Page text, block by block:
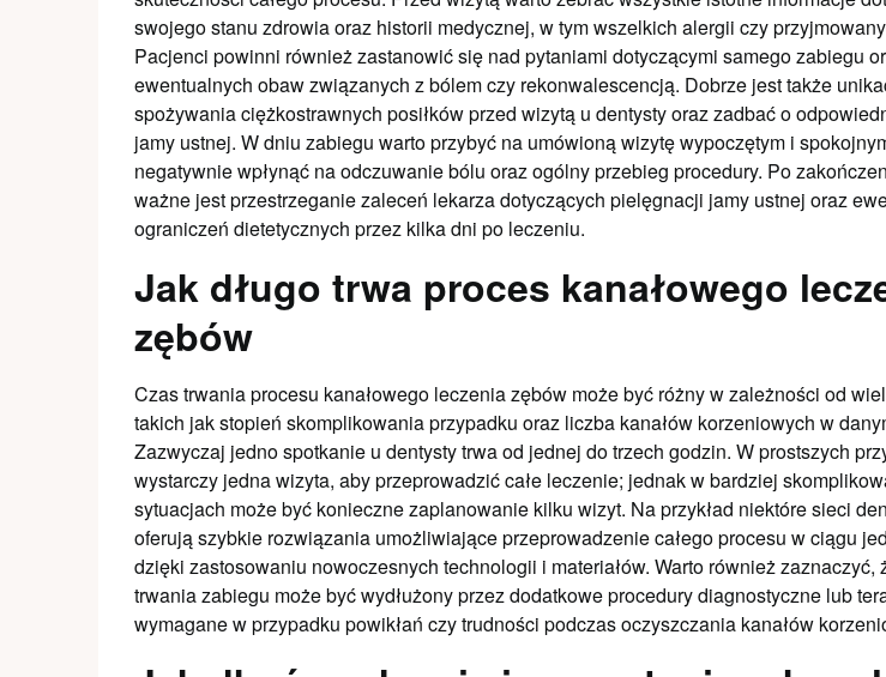
swojego stanu zdrowia oraz historii medycznej, w tym wszelkich alergii czy
Pacjenci powinni również zastanowić się nad pytaniami dotyczącymi samego zabiegu
ewentualnych obaw związanych z bólem czy rekonwalescencją. Dobrze jest także
spożywania ciężkostrawnych posiłków przed wizytą u dentysty oraz zadbać o
jamy ustnej. W dniu zabiegu warto przybyć na umówioną wizytę wypoczętym i
negatywnie wpłynąć na odczuwanie bólu oraz ogólny przebieg procedury. Po
ważne jest przestrzeganie zaleceń lekarza dotyczących pielęgnacji jamy ustnej oraz
ograniczeń dietetycznych przez kilka dni po leczeniu.
Jak długo trwa proces kanałowego
zębów
Czas trwania procesu kanałowego leczenia zębów może być różny w zależności od
takich jak stopień skomplikowania przypadku oraz liczba kanałów korzeniowych w
Zazwyczaj jedno spotkanie u dentysty trwa od jednej do trzech godzin. W prostszych
wystarczy jedna wizyta, aby przeprowadzić całe leczenie; jednak w bardziej
sytuacjach może być konieczne zaplanowanie kilku wizyt. Na przykład niektóre sieci
oferują szybkie rozwiązania umożliwiające przeprowadzenie całego procesu w ciągu
dzięki zastosowaniu nowoczesnych technologii i materiałów. Warto również zaznaczyć,
trwania zabiegu może być wydłużony przez dodatkowe procedury diagnostyczne lub
wymagane w przypadku powikłań czy trudności podczas oczyszczania kanałów